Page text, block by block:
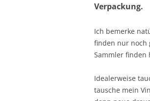
Verpackung.
Ich bemerke
finden nur noch
Sammler finden
Idealerweise
tausche mein